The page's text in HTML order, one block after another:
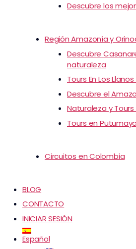
Descubre los
Región Amazonía y
Descubre
naturaleza
Tours En Los
Descubre el
Naturaleza y
Tours en Putumayo
Circuitos en Colombia
BLOG
CONTACTO
INICIAR SESIÓN
Español